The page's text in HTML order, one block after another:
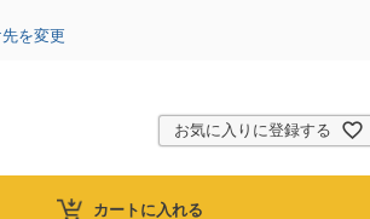
を変更
お気に入りに登録する
カートに入れる